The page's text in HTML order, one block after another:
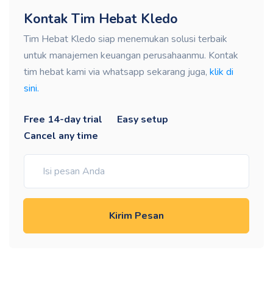
Kontak Tim Hebat Kledo
Tim Hebat Kledo siap menemukan solusi terbaik
untuk manajemen keuangan perusahaanmu. Kontak
tim hebat kami via whatsapp sekarang juga, klik di
sini.
Free 14-day trial
Easy setup
Cancel any time
Kirim Pesan